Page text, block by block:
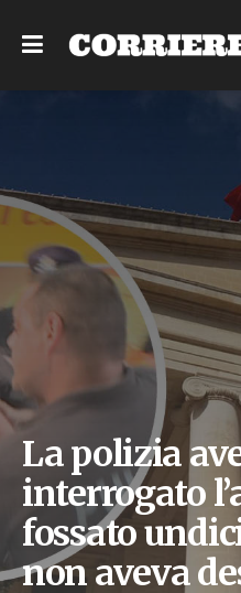
La polizia
interrogato
fossato
non aveva